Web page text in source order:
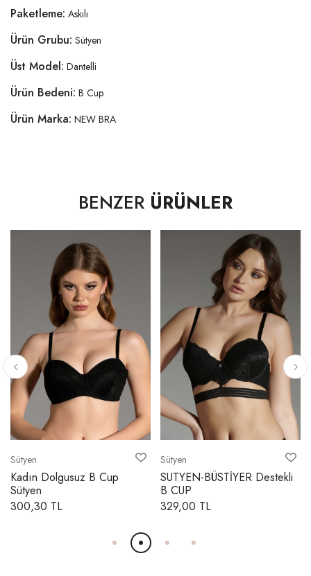
Paketleme: Askılı
Ürün Grubu: Sütyen
Üst Model: Dantelli
Ürün Bedeni: B Cup
Ürün Marka: NEW BRA
BENZER ÜRÜNLER
Sütyen
Kadın Dolgusuz B Cup
Sütyen
300,30 TL
Sütyen
SUTYEN-BÜSTİYER Destekli
B CUP
329,00 TL